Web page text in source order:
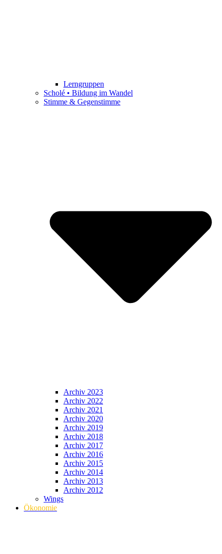
Lerngruppen
Scholé • Bildung im Wandel
Stimme & Gegenstimme
Archiv 2023
Archiv 2022
Archiv 2021
Archiv 2020
Archiv 2019
Archiv 2018
Archiv 2017
Archiv 2016
Archiv 2015
Archiv 2014
Archiv 2013
Archiv 2012
Wings
Ökonomie